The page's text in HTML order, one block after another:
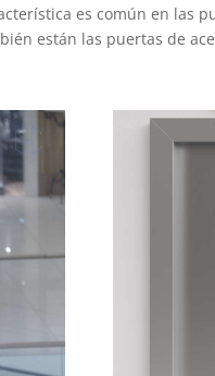
es común en las
están las puertas de